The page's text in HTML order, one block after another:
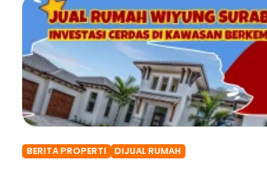
BERITA PROPERTI DIJUAL RUMAH